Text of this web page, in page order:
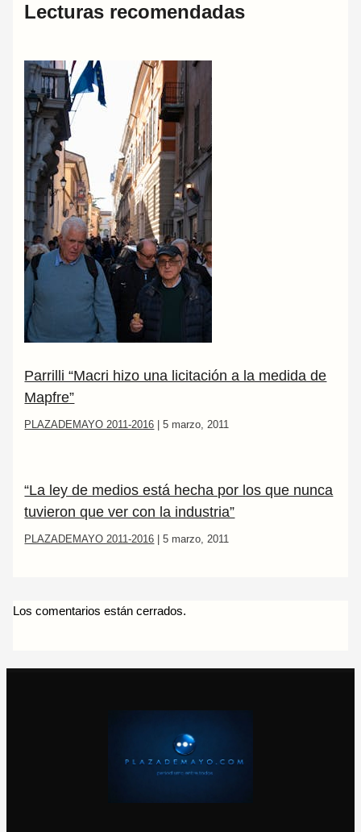
Lecturas recomendadas
Parrilli “Macri hizo una licitación a la medida de
Mapfre”
PLAZADEMAYO 2011-2016 |5 marzo, 2011
“La ley de medios está hecha por los que nunca
tuvieron que ver con la industria”
PLAZADEMAYO 2011-2016 |5 marzo, 2011
Los comentarios están cerrados.